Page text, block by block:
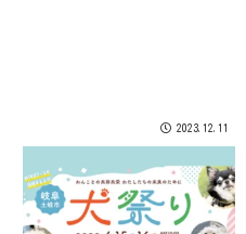
2023.12.11